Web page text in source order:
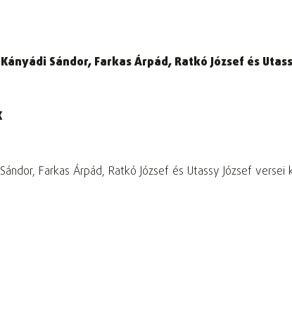
Sándor, Farkas Árpád, Ratkó József és
Farkas Árpád, Ratkó József és Utassy József